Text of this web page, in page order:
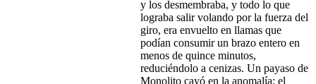
y los desmembraba, y todo lo que
lograba salir volando por la fuerza del
giro, era envuelto en llamas que
podían consumir un brazo entero en
menos de quince minutos,
reduciéndolo a cenizas. Un payaso de
Monolito cayó en la anomalía; el